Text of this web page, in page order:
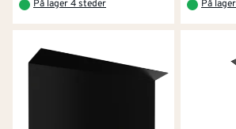
På lager 4 steder
På